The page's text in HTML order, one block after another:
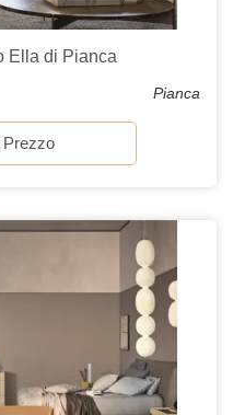
Ella di Pianca
Pianca
Prezzo